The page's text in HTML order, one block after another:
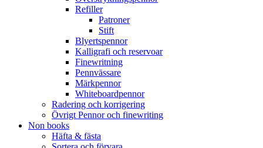
Refiller
Patroner
Stift
Blyertspennor
Kalligrafi och reservoar
Finewritning
Pennvässare
Märkpennor
Whiteboardpennor
Radering och korrigering
Övrigt Pennor och finewriting
Non books
Häfta & fästa